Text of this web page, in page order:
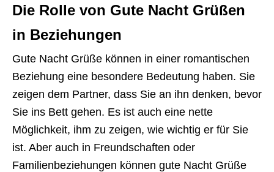
Die Rolle von Gute Nacht Grüßen
in Beziehungen
Gute Nacht Grüße können in einer romantischen
Beziehung eine besondere Bedeutung haben. Sie
zeigen dem Partner, dass Sie an ihn denken, bevor
Sie ins Bett gehen. Es ist auch eine nette
Möglichkeit, ihm zu zeigen, wie wichtig er für Sie
ist. Aber auch in Freundschaften oder
Familienbeziehungen können gute Nacht Grüße